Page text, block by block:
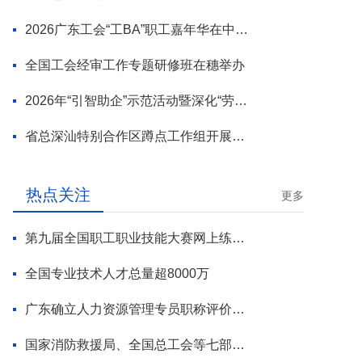
2026广东工会“工BA”职工嘉年华在中山举行
全国工会经审工作专题研修班在穗举办
2026年“引智助企”示范活动暨深化“劳模工匠进万企”专项行动启动
省总深汕特别合作区蹲点工作组开展首轮调研
热点关注 更多
第九届全国职工职业技能大赛网上练兵正式启动
全国专业技术人才总量超8000万
广东确立人力资源管理专员职称评价标准
国家消防救援局、全国总工会等七部门联合部署 开展全民消防安全素质提升行动